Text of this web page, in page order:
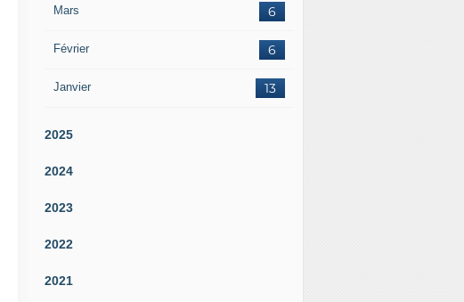
Mars 6
Février 6
Janvier 13
2025
2024
2023
2022
2021